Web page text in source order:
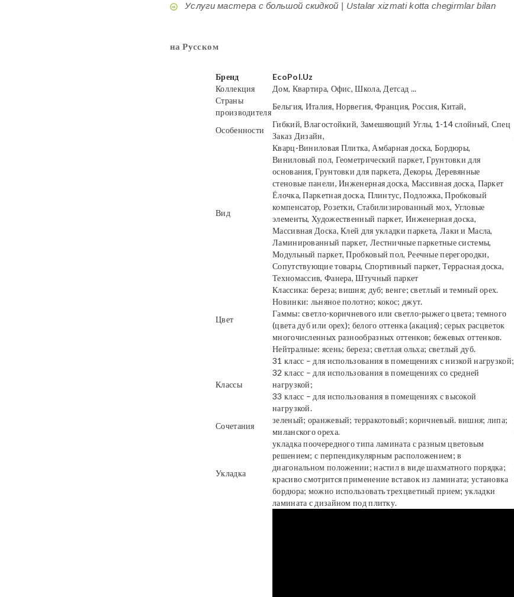
Услуги мастера с большой скидкой | Ustalar xizmati kotta chegirmlar bilan
на Русском
Бренд EcoPol.Uz
Коллекция
Дом, Квартира, Офис, Школа, Детсад ...
Страны
производителя
Бельгия, Италия, Норвегия, Франция, Россия, Китай,
Особенности
Гибкий, Влагостойкий, Замешяющий Углы, 1-14 слойный, Спец
Заказ Дизайн,
Вид
Кварц-Виниловая Плитка, Амбарная доска, Бордюры,
Виниловый пол, Геометрический паркет, Грунтовки для
основания, Грунтовки для паркета, Декоры, Деревянные
стеновые панели, Инженерная доска, Массивная доска, Паркет
Ёлочка, Паркетная доска, Плинтус, Подложка, Пробковый
компенсатор, Розетки, Стабилизированный мох, Угловые
элементы, Художественный паркет, Инженерная доска,
Массивная Доска, Клей для укладки паркета, Лаки и Масла,
Ламинированный паркет, Лестничные паркетные системы,
Модульный паркет, Пробковый пол, Реечные перегородки,
Сопутствующие товары, Спортивный паркет, Террасная доска,
Техномассив, Фанера, Штучный паркет
Цвет
Классика: береза; вишня; дуб; венге; светлый и темный орех.
Новинки: льняное полотно; кокос; джут.
Гаммы: светло-коричневого или светло-рыжего цвета; темного
(цвета дуб или орех); белого оттенка (акация); серых расцветок
многочисленных разнообразных оттенков; бежевых оттенков.
Нейтралные: ясень; береза; светлая ольха; светлый дуб.
Классы
31 класс – для использования в помещениях с низкой нагрузкой;
32 класс – для использования в помещениях со средней
нагрузкой;
33 класс – для использования в помещениях с высокой
нагрузкой.
Сочетания
зеленый; оранжевый; терракотовый; коричневый. вишня; липа;
миланского ореха.
Укладка
укладка поочередного типа ламината с разным цветовым
решением; с перпендикулярным расположением; в
диагональном положении; настил в виде шахматного порядка;
красиво смотрится применение вставок из ламината; установка
бордюра; можно использовать трехцветный прием; укладки
ламината с дизайном под плитку.